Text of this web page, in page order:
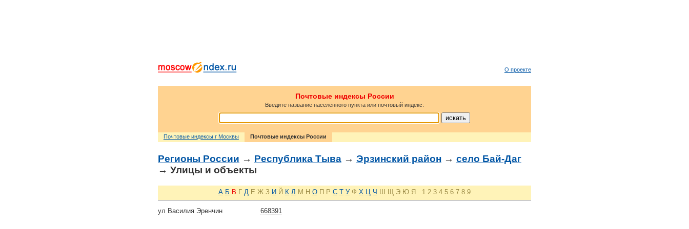
О проекте
Почтовые индексы России
Введите название населённого пункта или почтовый индекс:
Почтовые индексы г Москвы Почтовые индексы России
Регионы России → Республика Тыва → Эрзинский район → село Бай-Даг
→ Улицы и объекты
А Б В Г Д Е Ж З И Й К Л М Н О П Р С Т У Ф Х Ц Ч Ш Щ Э Ю Я 1 2 3 4 5 6 7 8 9
668391
ул Василия Эренчин